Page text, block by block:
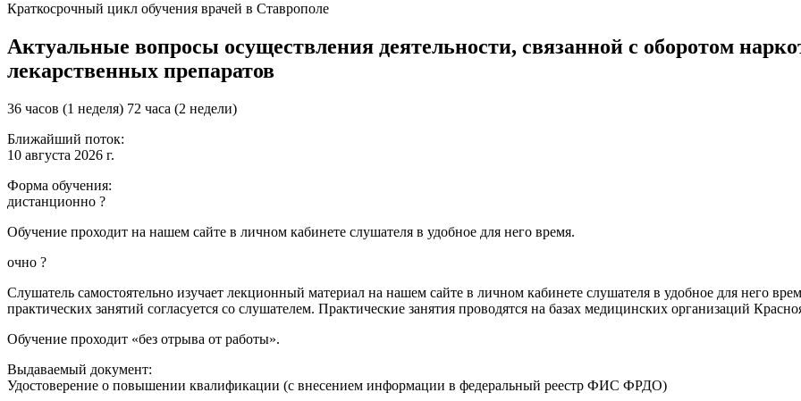
Краткосрочный цикл обучения врачей в Ставрополе
Актуальные вопросы осуществления деятельности, связанной с оборотом
лекарственных препаратов
36 часов (1 неделя) 72 часа (2 недели)
Ближайший поток:
10 августа 2026 г.
Форма обучения:
дистанционно ?
Обучение проходит на нашем сайте в личном кабинете слушателя в удобное для него время.
очно ?
Слушатель самостоятельно изучает лекционный материал на нашем сайте в личном кабинете слушателя в удобное для него
практических занятий согласуется со слушателем. Практические занятия проводятся на базах медицинских организаций
Обучение проходит «без отрыва от работы».
Выдаваемый документ:
Удостоверение о повышении квалификации (с внесением информации в федеральный реестр ФИС ФРДО)